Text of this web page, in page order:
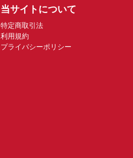
当サイトについて
特定商取引法
利用規約
プライバシーポリシー